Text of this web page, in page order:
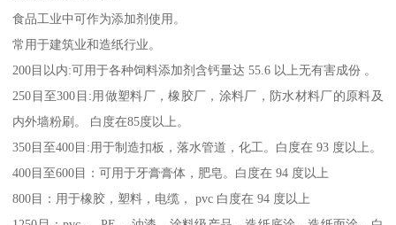
食品工业中可作为添加剂使用。
常用于建筑业和造纸行业。
200目以内:可用于各种饲料添加剂含钙量达 55.6 以上无有害成份 。
250目至300目:用做塑料厂，橡胶厂，涂料厂，防水材料厂的原料及
内外墙粉刷。 白度在85度以上。
350目至400目:用于制造扣板，落水管道，化工。白度在 93 度以上。
400目至600目：可用于牙膏膏体，肥皂。白度在 94 度以上
800目：用于橡胶，塑料，电缆， pvc 白度在 94 度以上